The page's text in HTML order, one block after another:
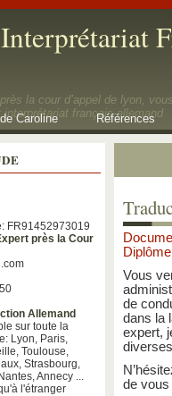
la cour d’appel de lyon,
interprétariat français-allemand
Caroline Références
FR91452973019
près la Cour
Allemand
sur toute la
Lyon, Paris,
Toulouse,
Strasbourg,
Annecy ...
l'étranger
Vous
de
dans la
expert,
de vous